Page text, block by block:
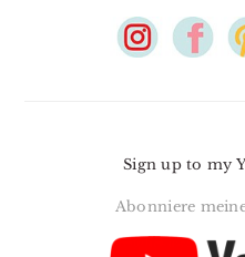
Sign up to my
Abonniere